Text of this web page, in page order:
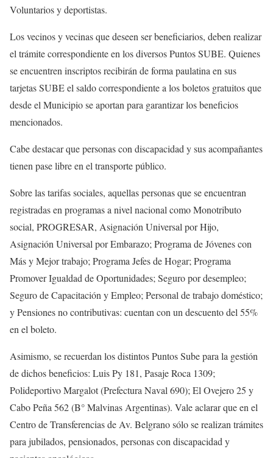
Voluntarios y deportistas.
Los vecinos y vecinas que deseen ser beneficiarios, deben realizar
el trámite correspondiente en los diversos Puntos SUBE. Quienes
se encuentren inscriptos recibirán de forma paulatina en sus
tarjetas SUBE el saldo correspondiente a los boletos gratuitos que
desde el Municipio se aportan para garantizar los beneficios
mencionados.
Cabe destacar que personas con discapacidad y sus acompañantes
tienen pase libre en el transporte público.
Sobre las tarifas sociales, aquellas personas que se encuentran
registradas en programas a nivel nacional como Monotributo
social, PROGRESAR, Asignación Universal por Hijo,
Asignación Universal por Embarazo; Programa de Jóvenes con
Más y Mejor trabajo; Programa Jefes de Hogar; Programa
Promover Igualdad de Oportunidades; Seguro por desempleo;
Seguro de Capacitación y Empleo; Personal de trabajo doméstico;
y Pensiones no contributivas: cuentan con un descuento del 55%
en el boleto.
Asimismo, se recuerdan los distintos Puntos Sube para la gestión
de dichos beneficios: Luis Py 181, Pasaje Roca 1309;
Polideportivo Margalot (Prefectura Naval 690); El Ovejero 25 y
Cabo Peña 562 (B° Malvinas Argentinas). Vale aclarar que en el
Centro de Transferencias de Av. Belgrano sólo se realizan trámites
para jubilados, pensionados, personas con discapacidad y